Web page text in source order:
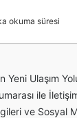
okuma süresi
Yeni Ulaşım
ile
ve Sosyal